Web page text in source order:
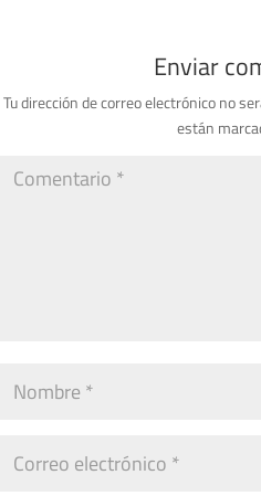
Enviar
Tu dirección de correo electrónico no
están